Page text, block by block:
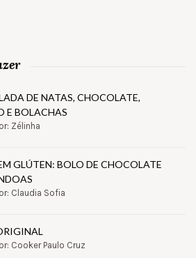
DE NATAS, CHOCOLATE,
E BOLACHAS
Zélinha
GLÚTEN: BOLO DE CHOCOLATE
Claudia Sofia
Cooker Paulo Cruz